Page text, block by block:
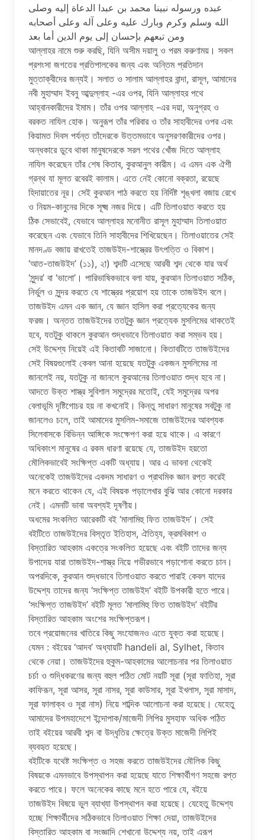
عبده ورسوله نبینا محمد بن عبدا الدعاة إليه وصلى
الله وسلم وكرم وبارك عليه وعلى آله وعلى أصحابه
ومن تبعهم بإحسان إلى يوم الدين أما بعد
আল্লাহর নামে শুরু করছি, যিনি অসীম দয়ালু ও পরম করুণাময়। সকল
প্রশংসা জগতের প্রতিপালকের জন্য এবং অন্তিম প্রতিদান
মুত্তাক্বীদের জন্যই। সলাত ও সালাম আল্লাহর বান্দা, রাসূল, আমাদের
নবী মুহাম্মাদ ইবনু আব্দুল্লাহ -এর ওপর, যিনি আল্লাহর পথে
আহ্বানকারীদের ইমাম। তাঁর ওপর আল্লাহ -এর দয়া, অনুগ্রহ ও
বরকত নাযিল হোক। অনুরূপ তাঁর পরিবার ও তাঁর সাহাবীদের ওপর এবং
কিয়ামত দিবস পর্যন্ত তাঁদেরকে উত্তমভাবে অনুসরণকারীদের ওপর।
অন্ধকারে ডুবে থাকা মানুষদেরকে সরল পথের খোঁজ দিতে আল্লাহ
নাযিল করেছেন তাঁর শেষ কিতাব, কুরআনুল কারীম। এ এমন এক ঐশী
গ্রন্থ যা মূলত রবেরই কালাম। এতে নেই কোনো বক্রতা, রয়েছে
হিদায়াতের নূর। সেই কুরআন পাঠ করতে হয় নির্দিষ্ট শৃঙ্খলা বজায় রেখে
ও নিয়ম-কানুনের দিকে সূক্ষ্ম নজর দিয়ে। এটি তিলাওয়াত করতে হয়
ঠিক সেভাবেই, যেভাবে আল্লাহর মনোনীত রাসূল মুহাম্মাদ তিলাওয়াত
করেছেন এবং যেভাবে তিনি সাহাবীদের শিখিয়েছেন। তিলাওয়াতের সেই
মানদণ্ড বজায় রাখতেই তাজউইদ-শাস্ত্রের উৎপত্তি ও বিকাশ।
‘আত-তাজউইদ’ (১১), ২া) শব্দটি এসেছে আরবী শব্দ থেকে যার অর্থ
‘সুন্দর’ বা ‘ভালো’। পারিভাষিকভাবে বলা যায়, কুরআন তিলাওয়াত সঠিক,
নির্ভুল ও সুন্দর করতে যে শাস্ত্রের প্রয়োগ হয় তাকে তাজউইদ বলে।
তাজউইদ এমন এক জ্ঞান, যে জ্ঞান হাসিল করা প্রত্যেকের জন্য
ফরজ। অন্তত তাজউইদের ততটুকু জ্ঞান প্রত্যেক মুসলিমের থাকতেই
হবে, যতটুকু থাকলে কুরআন শুদ্ধভাবে তিলাওয়াত করা সম্ভব হয়।
সেই উদ্দেশ্য নিয়েই এই কিতাবটি সাজানো। কিতাবটিতে তাজউইদের
সেই বিষয়গুলোই কেবল আনা হয়েছে যতটুকু একজন মুসলিমের না
জানলেই নয়, যতটুকু না জানলে কুরআনের তিলাওয়াত শুদ্ধ হবে না।
আদতে উক্ত শাস্ত্র সুবিশাল সমুদ্রের মতোই, যেই সমুদ্রের অপর
বেলাভূমি দৃষ্টিগোচর হয় না কখনোই। কিন্তু সাধারণ মানুষের সবটুকু না
জানলেও চলে, তাই আমাদের মুসলিম-সমাজে তাজউইদের আবশ্যক
সিলেবাসকে বিভিন্ন আঙ্গিকে সংক্ষেপণ করা হয়ে থাকে। এ কারণে
অধিকাংশ মানুষের এ রকম ধারণা রয়েছে যে, তাজউইদ হয়তো
মৌলিকভাবেই সংক্ষিপ্ত একটি অধ্যায়। আর এ ভাবনা থেকেই
অনেকেই তাজউইদের একদম সাধারণ ও প্রাথমিক জ্ঞান রপ্ত করেই
মনে করতে থাকেন যে, এই বিষয়ক পড়ালেখার বুঝি আর কোনো দরকার
নেই। এমনটি ভাবা অবশ্যই দূষণীয়।
অধমের সংকলিত আরেকটি বই ‘মালামিহু ফিত তাজউইদ’। সেই
বইটিতে তাজউইদের বিস্তৃত ইতিহাস, ঐতিহ্য, ক্রমবিকাশ ও
বিস্তারিত আহকাম একত্রে সংকলিত হয়েছে এবং বইটি তাদের জন্য
উপাদেয় যারা তাজউইদ-শাস্ত্র নিয়ে গভীরভাবে পড়াশোনা করতে চান।
অপরদিকে, কুরআন শুদ্ধভাবে তিলাওয়াত করতে পারাই কেবল যাদের
উদ্দেশ্য তাদের জন্য ‘সংক্ষিপ্ত তাজউইদ’ বইটি উপকারী হতে পারে।
‘সংক্ষিপ্ত তাজউইদ’ বইটি মূলত ‘মালামিহু ফিত তাজউইদ’ বইটির
বিস্তারিত আহকাম অংশের সংক্ষিপ্তরূপ।
তবে প্রয়োজনের খাতিরে কিছু সংযোজনও এতে যুক্ত করা হয়েছে।
যেমন : বইয়ের ‘আদব’ অধ্যায়টি handeli al, Sylhet, কিতাব
থেকে নেয়া। তাজউইদের হুকুম-আহকামের আলোচনার পর তিলাওয়াত
চর্চা ও শুদ্ধিকরণের জন্য বহুল পঠিত মোট নয়টি সূরা (সূরা ফাতিহা, সূরা
কাফিরূন, সূরা আসর, সূরা নাসর, সূরা কাউসার, সূরা ইখলাস, সূরা মাসাদ,
সূরা ফালাক্ব ও সূরা নাস) নিয়ে শাব্দিক আলোচনা করা হয়েছে। যেহেতু
আমাদের উপমহাদেশে ইন্দোপাক/মাজেদী লিপির মুসহাফ অধিক পঠিত
তাই বইয়ের আরবী শব্দ বা উদ্ধৃতির ক্ষেত্রে উক্ত মাজেদী লিপিই
ব্যবহৃত হয়েছে।
বইটিকে যথেষ্ট সংক্ষিপ্ত ও সহজ করতে তাজউইদের মৌলিক কিছু
বিষয়কে এমনভাবে উপস্থাপন করা হয়েছে যাতে শিক্ষার্থীগণ সহজে রপ্ত
করতে পারে। ফলে অনেকের কাছে মনে হতে পারে যে, বইয়ে
তাজউইদ বিষয়ে ভুল ব্যাখ্যা উপস্থাপন করা হয়েছে। যেহেতু উদ্দেশ্য
হচ্ছে শিক্ষার্থীদের সঠিকভাবে তিলাওয়াত শিক্ষা দেয়া, তাজউইদের
বিস্তারিত আহকাম বা সংজ্ঞাদি শেখানো উদ্দেশ্য নয়, তাই এরূপ